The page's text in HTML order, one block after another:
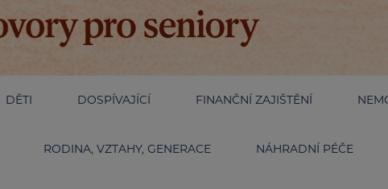
DĚTI DOSPÍVAJÍCÍ FINANČNÍ ZAJIŠTĚNÍ
RODINA, VZTAHY, GENERACE NÁHRADNÍ PÉČE